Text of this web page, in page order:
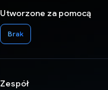
Utworzone za pomocą
Brak
Zespół